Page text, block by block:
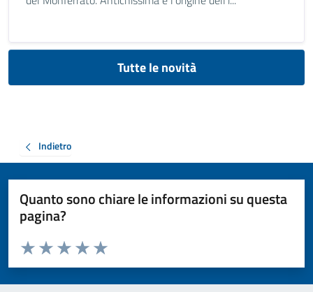
Tutte le novità
Indietro
Quanto sono chiare le informazioni su questa
pagina?
Valuta da 1 a 5 stelle la pagina
Valuta 5 stelle su 5
Valuta 4 stelle su 5
Valuta 3 stelle su 5
Valuta 2 stelle su 5
Valuta 1 stelle su 5